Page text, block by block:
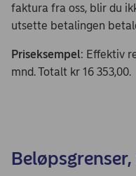
faktura fra oss, blir du
utsette betalingen
Priseksempel: Effektiv
mnd. Totalt kr 16 353,00.